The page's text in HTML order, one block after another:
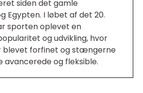
siden det gamle
Egypten. I løbet af det 20.
sporten oplevet en
og udvikling, hvor
blevet forfinet og stængerne
avancerede og fleksible.